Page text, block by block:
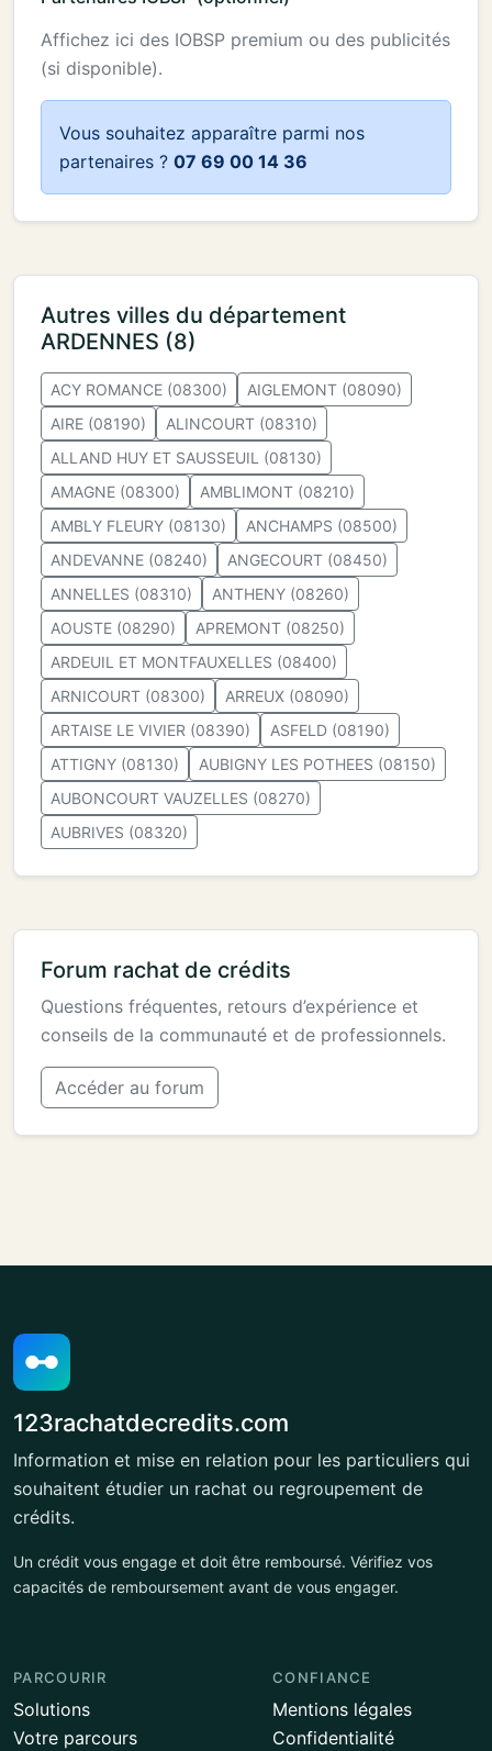
Affichez ici des IOBSP premium ou des publicités
(si disponible).
Vous souhaitez apparaître parmi nos
partenaires ? 07 69 00 14 36
Autres villes du département
ARDENNES (8)
ACY ROMANCE (08300)
AIGLEMONT (08090)
AIRE (08190)
ALINCOURT (08310)
ALLAND HUY ET SAUSSEUIL (08130)
AMAGNE (08300)
AMBLIMONT (08210)
AMBLY FLEURY (08130)
ANCHAMPS (08500)
ANDEVANNE (08240)
ANGECOURT (08450)
ANNELLES (08310)
ANTHENY (08260)
AOUSTE (08290)
APREMONT (08250)
ARDEUIL ET MONTFAUXELLES (08400)
ARNICOURT (08300)
ARREUX (08090)
ARTAISE LE VIVIER (08390)
ASFELD (08190)
ATTIGNY (08130)
AUBIGNY LES POTHEES (08150)
AUBONCOURT VAUZELLES (08270)
AUBRIVES (08320)
Forum rachat de crédits
Questions fréquentes, retours d’expérience et
conseils de la communauté et de professionnels.
Accéder au forum
123rachatdecredits.com
Information et mise en relation pour les particuliers qui
souhaitent étudier un rachat ou regroupement de
crédits.
Un crédit vous engage et doit être remboursé. Vérifiez vos
capacités de remboursement avant de vous engager.
PARCOURIR
Solutions
Votre parcours
CONFIANCE
Mentions légales
Confidentialité